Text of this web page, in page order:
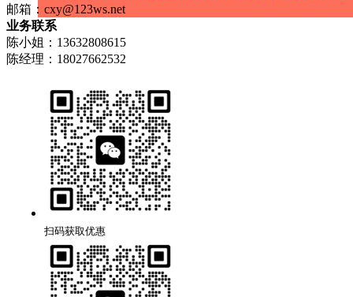
邮箱： cxy@123ws.net
业务联系
陈小姐：13632808615
陈经理：18027662532
扫码获取优惠